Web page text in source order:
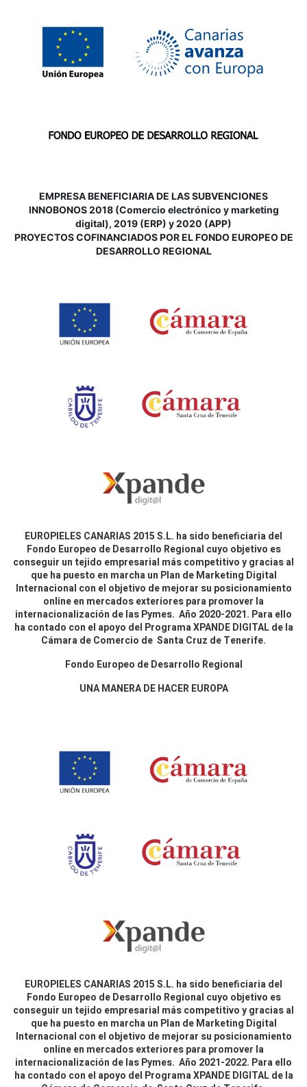
EMPRESA BENEFICIARIA DE LAS SUBVENCIONES
INNOBONOS 2018 (Comercio electrónico y marketing
digital), 2019 (ERP) y 2020 (APP)
PROYECTOS COFINANCIADOS POR EL FONDO EUROPEO DE
DESARROLLO REGIONAL
EUROPIELES CANARIAS 2015 S.L. ha sido beneficiaria del
Fondo Europeo de Desarrollo Regional cuyo objetivo es
conseguir un tejido empresarial más competitivo y gracias al
que ha puesto en marcha un Plan de Marketing Digital
Internacional con el objetivo de mejorar su posicionamiento
online en mercados exteriores para promover la
internacionalización de las Pymes. Año 2020-2021. Para ello
ha contado con el apoyo del Programa XPANDE DIGITAL de la
Cámara de Comercio de Santa Cruz de Tenerife.
Fondo Europeo de Desarrollo Regional
UNA MANERA DE HACER EUROPA
EUROPIELES CANARIAS 2015 S.L. ha sido beneficiaria del
Fondo Europeo de Desarrollo Regional cuyo objetivo es
conseguir un tejido empresarial más competitivo y gracias al
que ha puesto en marcha un Plan de Marketing Digital
Internacional con el objetivo de mejorar su posicionamiento
online en mercados exteriores para promover la
internacionalización de las Pymes. Año 2021-2022. Para ello
ha contado con el apoyo del Programa XPANDE DIGITAL de la